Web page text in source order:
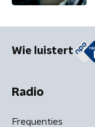
Wie luistert
Radio
Frequenties